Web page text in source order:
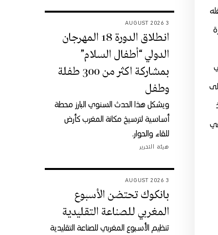
3 AUGUST 2026
انطلاق الدورة 18 المهرجان
الدولي “أطفال السلام”
بمشاركة اكثر من 300 طفلة
وطفل
ويشكل هذا الحدث السنوي البارز محطة
أساسية لترسيخ مكانة المغرب كأرض
للقاء والحوار.
هيئة التحرير
3 AUGUST 2026
بانكوك تحتضن الأسبوع
المغربي للصناعة التقليدية
تنظيم الأسبوع المغربي للصناعة التقليدية